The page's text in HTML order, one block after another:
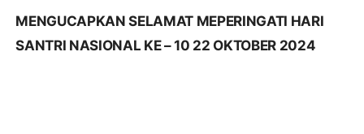
MENGUCAPKAN SELAMAT MEPERINGATI HARI
SANTRI NASIONAL KE – 10 22 OKTOBER 2024